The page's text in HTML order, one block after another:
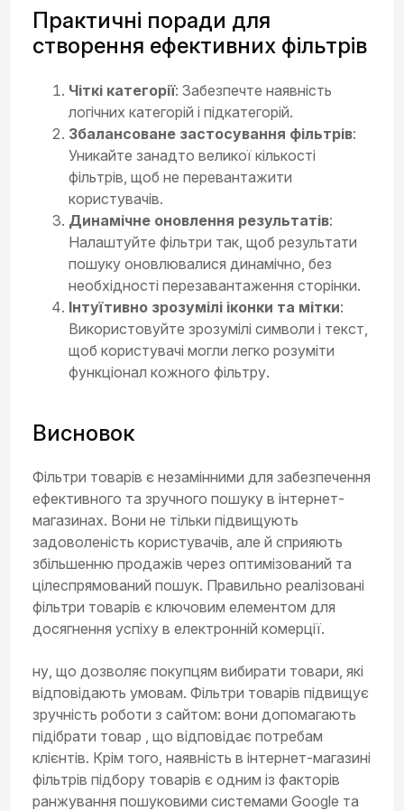
Практичні поради для
створення ефективних фільтрів
Чіткі категорії: Забезпечте наявність
логічних категорій і підкатегорій.
Збалансоване застосування фільтрів:
Уникайте занадто великої кількості
фільтрів, щоб не перевантажити
користувачів.
Динамічне оновлення результатів:
Налаштуйте фільтри так, щоб результати
пошуку оновлювалися динамічно, без
необхідності перезавантаження сторінки.
Інтуїтивно зрозумілі іконки та мітки:
Використовуйте зрозумілі символи і текст,
щоб користувачі могли легко розуміти
функціонал кожного фільтру.
Висновок
Фільтри товарів є незамінними для забезпечення
ефективного та зручного пошуку в інтернет-
магазинах. Вони не тільки підвищують
задоволеність користувачів, але й сприяють
збільшенню продажів через оптимізований та
цілеспрямований пошук. Правильно реалізовані
фільтри товарів є ключовим елементом для
досягнення успіху в електронній комерції.
ну, що дозволяє покупцям вибирати товари, які
відповідають умовам. Фільтри товарів підвищує
зручність роботи з сайтом: вони допомагають
підібрати товар , що відповідає потребам
клієнтів. Крім того, наявність в інтернет-магазині
фільтрів підбору товарів є одним із факторів
ранжування пошуковими системами Google та